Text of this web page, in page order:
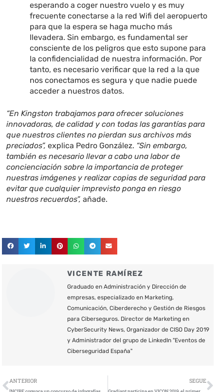
esperando a coger nuestro vuelo y es muy
frecuente conectarse a la red Wifi del aeropuerto
para que la espera se haga mucho más
llevadera. Sin embargo, es fundamental ser
consciente de los peligros que esto supone para
la confidencialidad de nuestra información. Por
tanto, es necesario verificar que la red a la que
nos conectamos es segura y que nadie puede
acceder a nuestros datos.
“En Kingston trabajamos para ofrecer soluciones
innovadoras, de calidad y con todas las garantías para
que nuestros clientes no pierdan sus archivos más
preciados”,explica Pedro González. “Sin embargo,
también es necesario llevar a cabo una labor de
concienciación sobre la importancia de proteger
nuestras imágenes y realizar copias de seguridad para
evitar que cualquier imprevisto ponga en riesgo
nuestros recuerdos”, añade.
VICENTE RAMÍREZ
Graduado en Administración y Dirección de
empresas, especializado en Marketing,
Comunicación, Ciberderecho y Gestión de Riesgos
para Ciberseguros. Director de Marketing en
CyberSecurity News, Organizador de CISO Day 2019
y Administrador del grupo de LinkedIn "Eventos de
Ciberseguridad España"
Ant
ANTERIOR SEGUE